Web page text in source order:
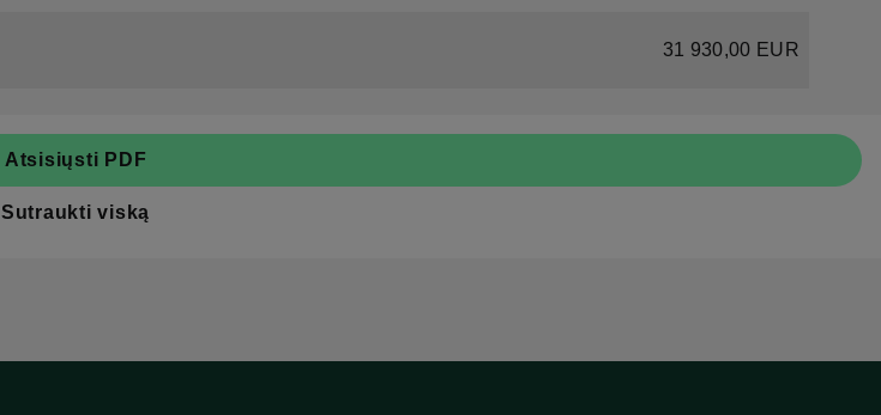
31 930,00 EUR
Atsisiųsti PDF
Sutraukti viską